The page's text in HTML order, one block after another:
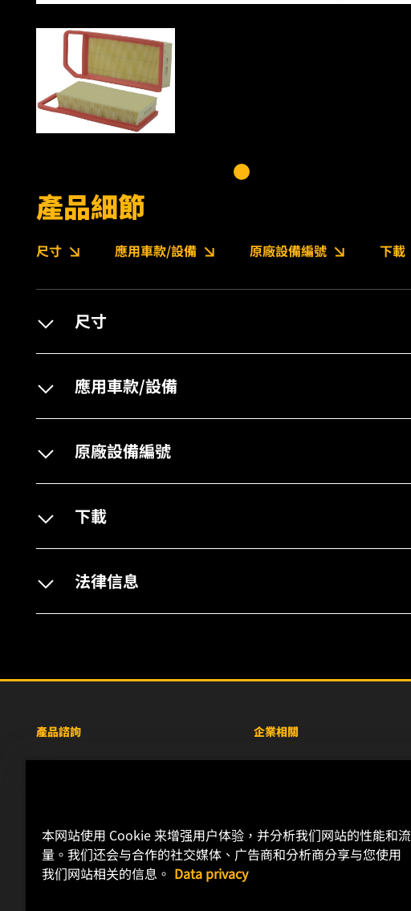
產品細節
尺寸 應用車款/設備 原廠設備編號 下載
尺寸
應用車款/設備
原廠設備編號
下載
法律信息
產品諮詢
賽車產品
企業相關
職涯發展
隱私政策
本网站使用 Cookie 来增强用户体验，并分析我们网站的性能和流
量。我们还会与合作的社交媒体、广告商和分析商分享与您使用
我们网站相关的信息。 Data privacy